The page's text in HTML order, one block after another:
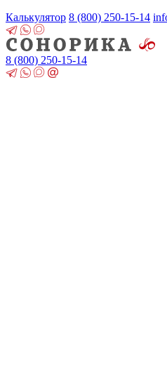
Калькулятор 8 (800) 250-15-14
8 (800) 250-15-14